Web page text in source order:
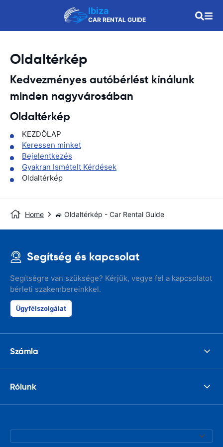
Ibiza
CAR RENTAL GUIDE
Oldaltérkép
Kedvezményes autóbérlést kínálunk
minden nagyvárosában
Oldaltérkép
KEZDŐLAP
Keressen minket
Bejelentkezés
Gyakran Ismételt Kérdések
Oldaltérkép
Home 🚙 Oldaltérkép - Car Rental Guide
Segítség és kapcsolat
Segítségre van szüksége? Kérjük, vegye fel a kapcsolatot
bérleti szakembereinkkel.
Ügyfélszolgálat
Számla
Rólunk